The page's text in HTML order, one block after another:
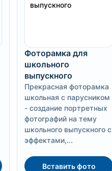
Фоторамка для
школьного
выпускного
Прекрасная фоторамка
школьная с парусником
- создание портретных
фотографий на тему
школьного выпускного с
эффектами,...
Вставить фото